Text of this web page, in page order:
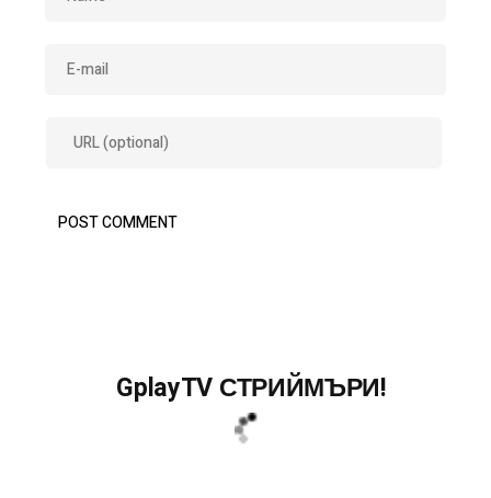
GplayTV СТРИЙМЪРИ!